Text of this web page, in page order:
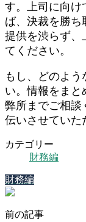
す。上司に向け
ば、決裁を勝ち
提供を渋らず、
てください。
もし、どのよ
い。情報をまと
弊所までご相談
伝いさせていた
カテゴリー
財務編
財務編
前の記事